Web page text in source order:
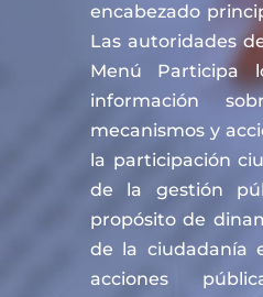
encabezado
Las autoridades
Menú Participa
información
mecanismos y
la participación
de la gestión
propósito de
de la ciudadanía
acciones